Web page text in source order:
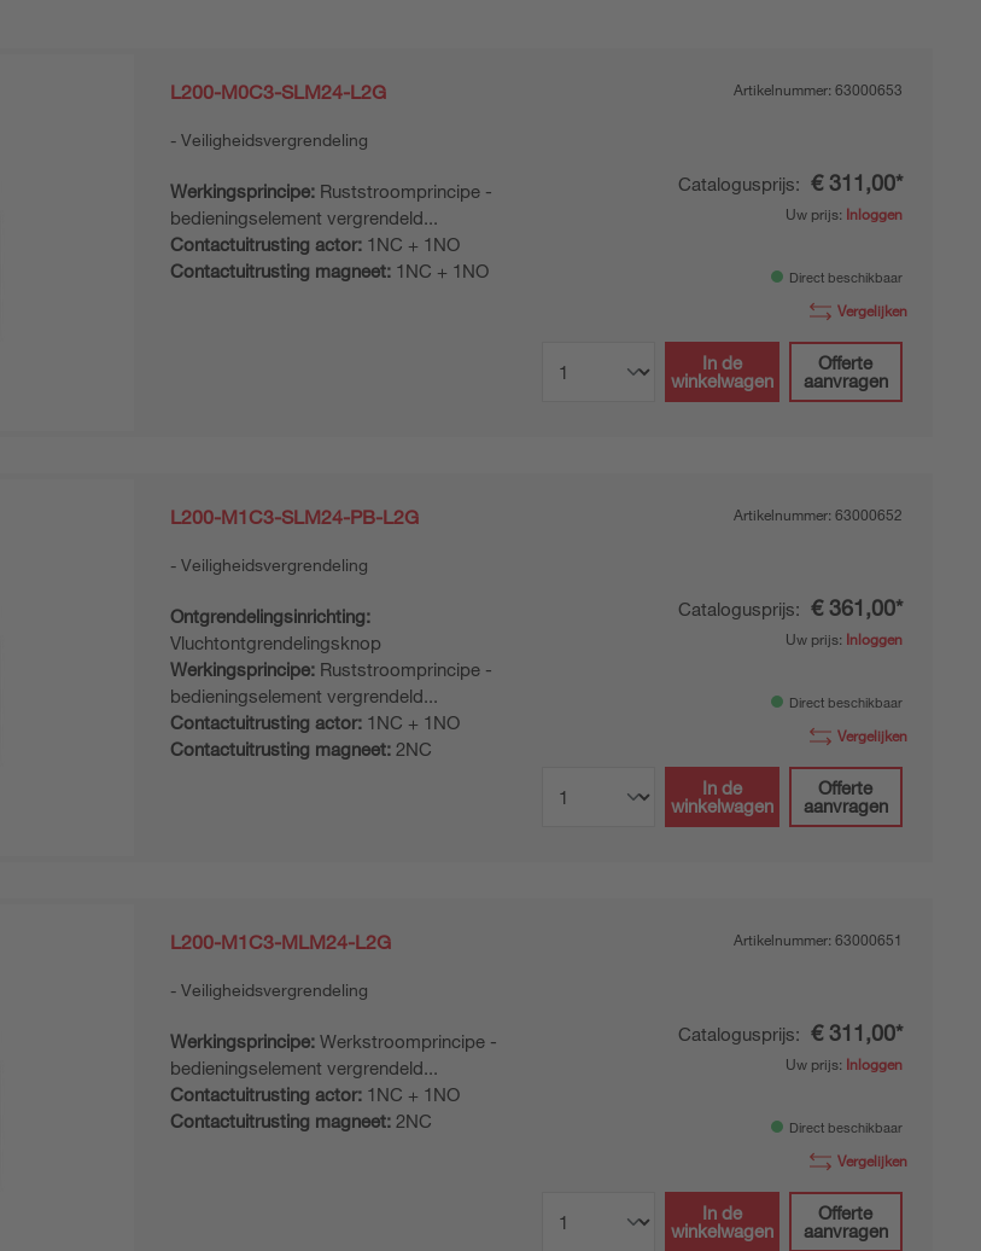
L200-M0C3-SLM24-L2G
Veiligheidsvergrendeling
Werkingsprincipe: Ruststroomprincipe -
bedieningselement vergrendeld...
Contactuitrusting actor: 1NC + 1NO
Contactuitrusting magneet: 1NC + 1NO
Artikelnummer: 63000653
Catalogusprijs: € 311,00*
Uw prijs: Inloggen
Direct beschikbaar
Vergelijken
In de
winkelwagen
Offerte
aanvragen
L200-M1C3-SLM24-PB-L2G
Veiligheidsvergrendeling
Ontgrendelingsinrichting:
Vluchtontgrendelingsknop
Werkingsprincipe: Ruststroomprincipe -
bedieningselement vergrendeld...
Contactuitrusting actor: 1NC + 1NO
Contactuitrusting magneet: 2NC
Artikelnummer: 63000652
Catalogusprijs: € 361,00*
Uw prijs: Inloggen
Direct beschikbaar
Vergelijken
In de
winkelwagen
Offerte
aanvragen
L200-M1C3-MLM24-L2G
Veiligheidsvergrendeling
Werkingsprincipe: Werkstroomprincipe -
bedieningselement vergrendeld...
Contactuitrusting actor: 1NC + 1NO
Contactuitrusting magneet: 2NC
Artikelnummer: 63000651
Catalogusprijs: € 311,00*
Uw prijs: Inloggen
Direct beschikbaar
Vergelijken
In de
winkelwagen
Offerte
aanvragen